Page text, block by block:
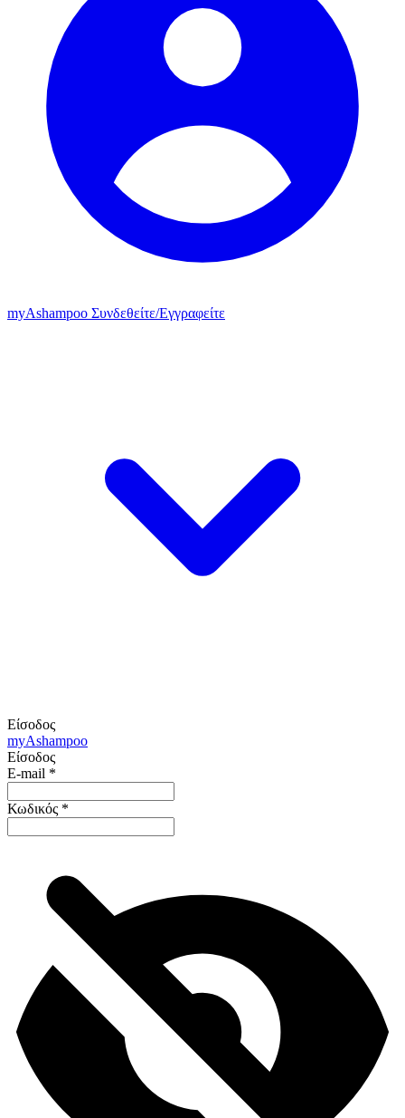
myAshampoo Συνδεθείτε/Εγγραφείτε
Είσοδος
myAshampoo
Είσοδος
E-mail *
Κωδικός *